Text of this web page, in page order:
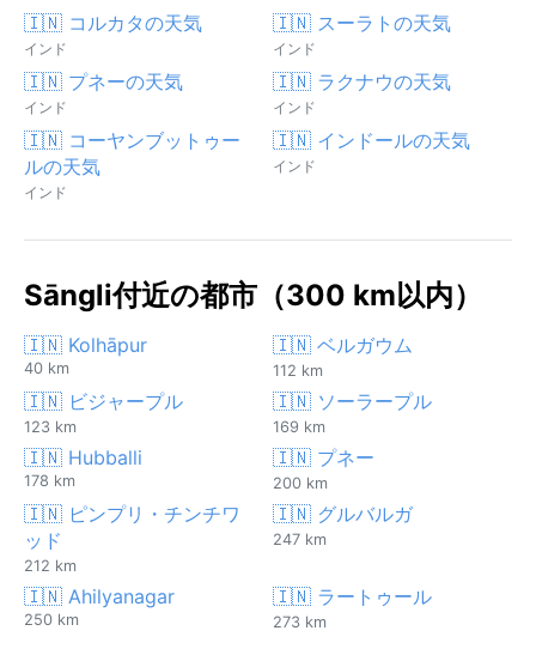
🇮🇳 コルカタの天気
インド
🇮🇳 スーラトの天気
インド
🇮🇳 プネーの天気
インド
🇮🇳 ラクナウの天気
インド
🇮🇳 コーヤンブットゥー
ルの天気
インド
🇮🇳 インドールの天気
インド
Sāngli付近の都市（300 km以内）
🇮🇳 Kolhāpur
40 km
🇮🇳 ベルガウム
112 km
🇮🇳 ビジャープル
123 km
🇮🇳 ソーラープル
169 km
🇮🇳 Hubballi
178 km
🇮🇳 プネー
200 km
🇮🇳 ピンプリ・チンチワ
ッド
212 km
🇮🇳 グルバルガ
247 km
🇮🇳 Ahilyanagar
250 km
🇮🇳 ラートゥール
273 km